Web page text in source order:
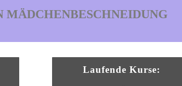
MÄDCHENBESCHNEIDUNG
Laufende Kurse: